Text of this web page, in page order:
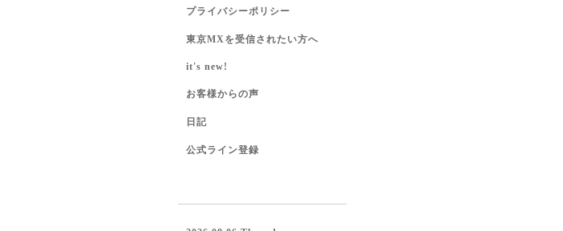
プライバシーポリシー
東京MXを受信されたい方へ
it's new!
お客様からの声
日記
公式ライン登録